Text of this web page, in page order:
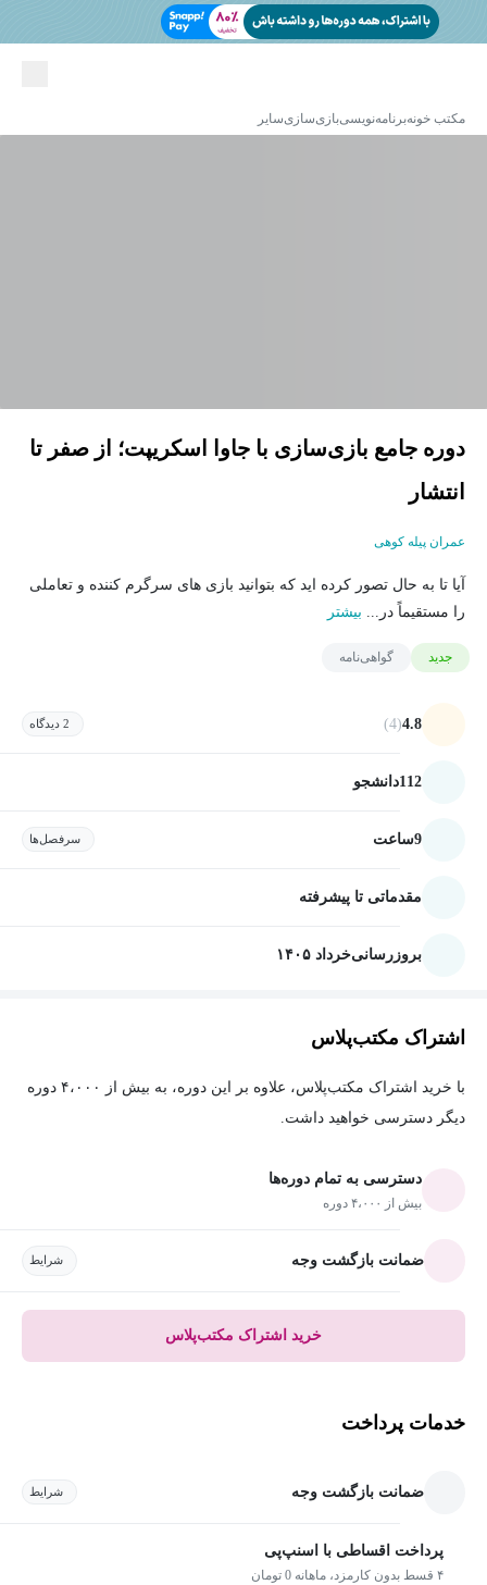
مکتب خونهبرنامه‌نویسیبازی‌سازیسایر
دوره جامع بازی‌سازی با جاوا اسکریپت؛ از صفر تا
انتشار
عمران پیله کوهی
آیا تا به حال تصور کرده اید که بتوانید بازی های سرگرم کننده و تعاملی
را مستقیماً در... بیشتر
جدید گواهی‌نامه
4.8
(4) 2 دیدگاه
112دانشجو
9ساعت سرفصل‌ها
مقدماتی تا پیشرفته
بروزرسانیخرداد ۱۴۰۵
اشتراک مکتب‌پلاس
با خرید اشتراک مکتب‌پلاس، علاوه بر این دوره، به بیش از ۴،۰۰۰ دوره
دیگر دسترسی خواهید داشت.
دسترسی به تمام دوره‌ها
بیش از ۴،۰۰۰ دوره
ضمانت بازگشت وجه شرایط
خرید اشتراک مکتب‌پلاس
خدمات پرداخت
ضمانت بازگشت وجه شرایط
پرداخت اقساطی با اسنپ‌پی
۴ قسط بدون کارمزد، ماهانه 0 تومان